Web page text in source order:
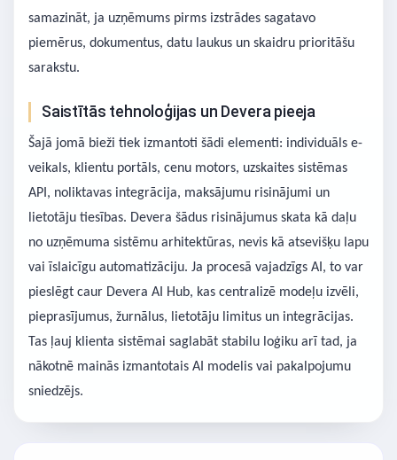
samazināt, ja uzņēmums pirms izstrādes sagatavo
piemērus, dokumentus, datu laukus un skaidru prioritāšu
sarakstu.
Saistītās tehnoloģijas un Devera pieeja
Šajā jomā bieži tiek izmantoti šādi elementi: individuāls e-
veikals, klientu portāls, cenu motors, uzskaites sistēmas
API, noliktavas integrācija, maksājumu risinājumi un
lietotāju tiesības. Devera šādus risinājumus skata kā daļu
no uzņēmuma sistēmu arhitektūras, nevis kā atsevišķu lapu
vai īslaicīgu automatizāciju. Ja procesā vajadzīgs AI, to var
pieslēgt caur Devera AI Hub, kas centralizē modeļu izvēli,
pieprasījumus, žurnālus, lietotāju limitus un integrācijas.
Tas ļauj klienta sistēmai saglabāt stabilu loģiku arī tad, ja
nākotnē mainās izmantotais AI modelis vai pakalpojumu
sniedzējs.